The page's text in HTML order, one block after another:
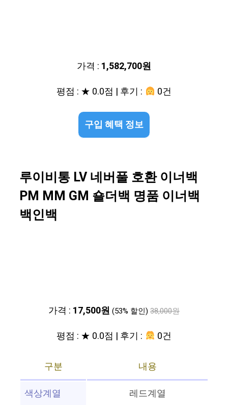
가격 : 1,582,700원
평점 : ★ 0.0점 | 후기 :
0건
구입 혜택 정보
루이비통 LV 네버풀 호환 이너백
PM MM GM 숄더백 명품 이너백
백인백
가격 : 17,500원 (53% 할인) 38,000원
평점 : ★ 0.0점 | 후기 : 0건
구분
내용
색상계열
레드계열